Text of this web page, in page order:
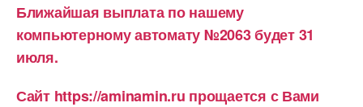
Ближайшая выплата по нашему
компьютерному автомату №2063 будет 31
июля.
Сайт https://aminamin.ru прощается с Вами